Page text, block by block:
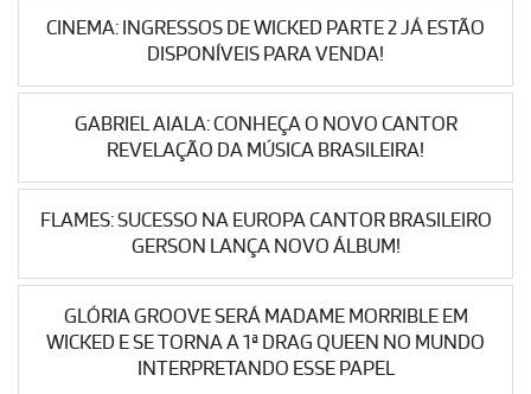
CINEMA: INGRESSOS DE WICKED PARTE 2 JÁ ESTÃO
DISPONÍVEIS PARA VENDA!
GABRIEL AIALA: CONHEÇA O NOVO CANTOR
REVELAÇÃO DA MÚSICA BRASILEIRA!
FLAMES: SUCESSO NA EUROPA CANTOR BRASILEIRO
GERSON LANÇA NOVO ÁLBUM!
GLÓRIA GROOVE SERÁ MADAME MORRIBLE EM
WICKED E SE TORNA A 1ª DRAG QUEEN NO MUNDO
INTERPRETANDO ESSE PAPEL